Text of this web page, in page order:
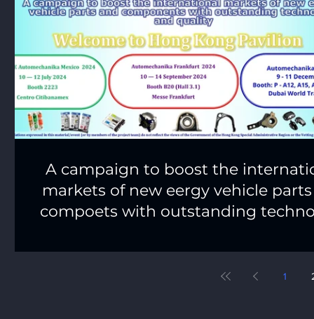
A campaign to boost the
markets of new eergy vehicle
compoets with outstanding
1